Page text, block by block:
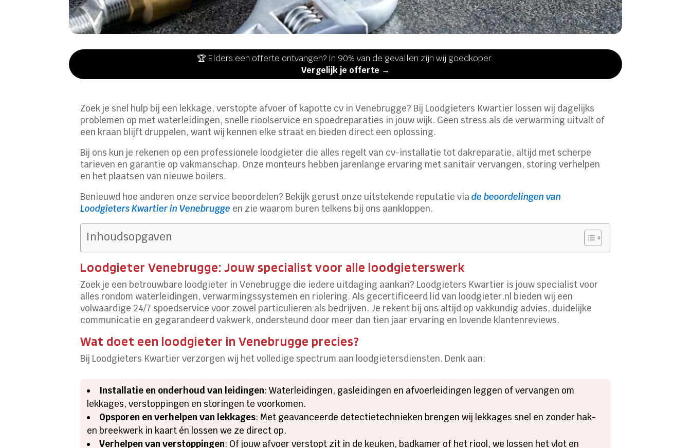
🏆 Elders een offerte ontvangen? In 90% van de gevallen zijn wij goedkoper.
Vergelijk je offerte →
Zoek je snel hulp bij een lekkage, verstopte afvoer of kapotte cv in Venebrugge? Bij Loodgieters Kwartier lossen wij dagelijks
problemen op met waterleidingen, snelle rioolservice en spoedreparaties in jouw wijk. Geen stress als de verwarming uitvalt of
een kraan blijft druppelen, want wij kennen elke straat en bieden direct een oplossing.
Bij ons kun je rekenen op een professionele loodgieter die alles regelt van cv-installatie tot dakreparatie, altijd met scherpe
tarieven en garantie op vakmanschap. Onze monteurs hebben jarenlange ervaring met sanitair vervangen, storing verhelpen
en het plaatsen van nieuwe boilers.
Benieuwd hoe anderen onze service beoordelen? Bekijk gerust onze uitstekende reputatie viade beoordelingen van
Loodgieters Kwartier in Venebrugge en zie waarom buren telkens bij ons aankloppen.
Inhoudsopgaven
Loodgieter Venebrugge: Jouw specialist voor alle loodgieterswerk
Zoek je een betrouwbare loodgieter in Venebrugge die iedere uitdaging aankan? Loodgieters Kwartier is jouw specialist voor
alles rondom waterleidingen, verwarmingssystemen en riolering. Als gecertificeerd lid van loodgieter.nl bieden wij een
volwaardige 24/7 spoedservice voor zowel particulieren als bedrijven. Je rekent bij ons altijd op vakkundig advies, duidelijke
communicatie en gegarandeerd vakwerk, ondersteund door meer dan tien jaar ervaring en lovende klantenreviews.
Wat doet een loodgieter in Venebrugge precies?
Bij Loodgieters Kwartier verzorgen wij het volledige spectrum aan loodgietersdiensten. Denk aan:
Installatie en onderhoud van leidingen: Waterleidingen, gasleidingen en afvoerleidingen leggen of vervangen om
lekkages, verstoppingen en storingen te voorkomen.
Opsporen en verhelpen van lekkages: Met geavanceerde detectietechnieken brengen wij lekkages snel en zonder hak-
en breekwerk in kaart én lossen we ze direct op.
Verhelpen van verstoppingen: Of jouw afvoer verstopt zit in de keuken, badkamer of het riool, we lossen het vlot en